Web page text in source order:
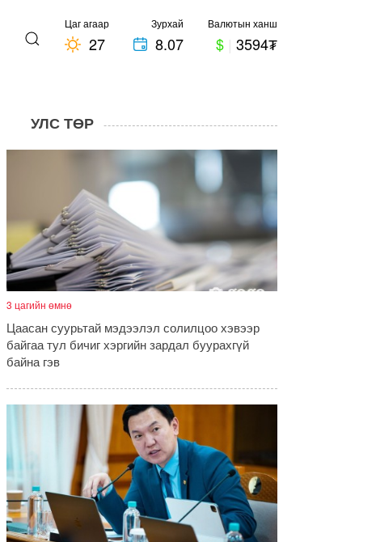
Цаг агаар
27
Зурхай
8.07
Валютын ханш
$ | 3594₮
УЛС ТӨР
3 цагийн өмнө
Цаасан суурьтай мэдээлэл солилцоо хэвээр
байгаа тул бичиг хэргийн зардал буурахгүй
байна гэв